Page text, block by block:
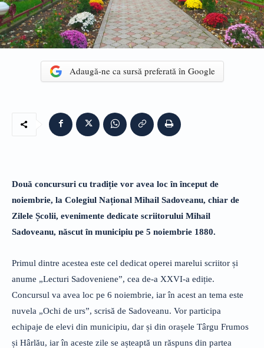
Adaugă-ne ca sursă preferată în Google
Două concursuri cu tradiție vor avea loc în început de
noiembrie, la Colegiul Național Mihail Sadoveanu, chiar de
Zilele Școlii, evenimente dedicate scriitorului Mihail
Sadoveanu, născut în municipiu pe 5 noiembrie 1880.
Primul dintre acestea este cel dedicat operei marelui scriitor și
anume „Lecturi Sadoveniene”, cea de-a XXVI-a ediție.
Concursul va avea loc pe 6 noiembrie, iar în acest an tema este
nuvela „Ochi de urs”, scrisă de Sadoveanu. Vor participa
echipaje de elevi din municipiu, dar și din orașele Târgu Frumos
și Hârlău, iar în aceste zile se așteaptă un răspuns din partea